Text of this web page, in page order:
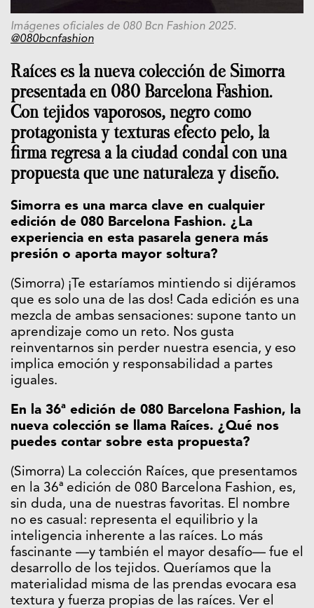
Imágenes oficiales de 080 Bcn Fashion 2025.
@080bcnfashion
Raíces es la nueva colección de Simorra
presentada en 080 Barcelona Fashion.
Con tejidos vaporosos, negro como
protagonista y texturas efecto pelo, la
firma regresa a la ciudad condal con una
propuesta que une naturaleza y diseño.
Simorra es una marca clave en cualquier
edición de 080 Barcelona Fashion. ¿La
experiencia en esta pasarela genera más
presión o aporta mayor soltura?
(Simorra) ¡Te estaríamos mintiendo si dijéramos
que es solo una de las dos! Cada edición es una
mezcla de ambas sensaciones: supone tanto un
aprendizaje como un reto. Nos gusta
reinventarnos sin perder nuestra esencia, y eso
implica emoción y responsabilidad a partes
iguales.
En la 36ª edición de 080 Barcelona Fashion, la
nueva colección se llama Raíces. ¿Qué nos
puedes contar sobre esta propuesta?
(Simorra) La colección Raíces, que presentamos
en la 36ª edición de 080 Barcelona Fashion, es,
sin duda, una de nuestras favoritas. El nombre
no es casual: representa el equilibrio y la
inteligencia inherente a las raíces. Lo más
fascinante —y también el mayor desafío— fue el
desarrollo de los tejidos. Queríamos que la
materialidad misma de las prendas evocara esa
textura y fuerza propias de las raíces. Ver el